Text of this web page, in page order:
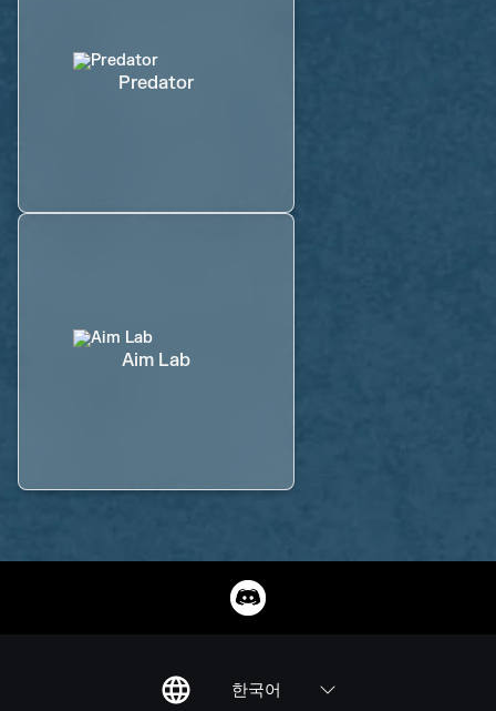
Predator
Aim Lab
한국어